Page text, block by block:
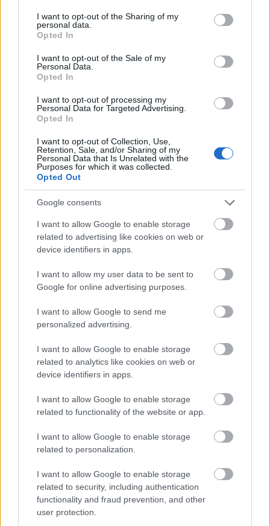
not limited to your visit or usage behaviour. You may click to
grant or deny consent to Google and its third-party tags to
use your data for below specified purposes in below Google
consent section.
I want to opt-out of the Sharing of my
personal data.
Opted In
I want to opt-out of the Sale of my
Personal Data.
Opted In
I want to opt-out of processing my
Personal Data for Targeted Advertising.
Opted In
I want to opt-out of Collection, Use,
Retention, Sale, and/or Sharing of my
Personal Data that Is Unrelated with the
Purposes for which it was collected.
Opted Out
Google consents
I want to allow Google to enable storage
related to advertising like cookies on web or
device identifiers in apps.
I want to allow my user data to be sent to
Google for online advertising purposes.
I want to allow Google to send me
personalized advertising.
I want to allow Google to enable storage
related to analytics like cookies on web or
device identifiers in apps.
I want to allow Google to enable storage
related to functionality of the website or app.
I want to allow Google to enable storage
related to personalization.
I want to allow Google to enable storage
related to security, including authentication
functionality and fraud prevention, and other
user protection.
Újra színpadon Szikora Róbert
Macskafogója
szinhazhu•2015. április 09.
2014 nyarán éledt újjá a velencei Esztrád
Víziszínházban a Macskafogó című musical. A
kultikus magyar rajzfilmet Szikora Róbert és Vallai
Attila álmodták színpadra. Idén május 1-én a Syma
Rendezvényközpontban láthatja újra a közönség a
zenés darabot.
Péntek 13-án érkezik a Fekete Péter
a Madáchba
szinhazhu•2015. február 09.